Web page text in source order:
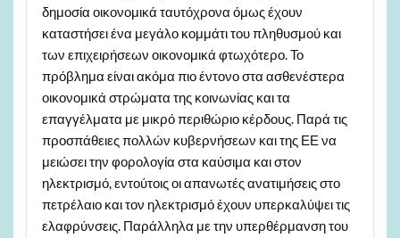
δημοσία οικονομικά ταυτόχρονα όμως έχουν
καταστήσει ένα μεγάλο κομμάτι του πληθυσμού και
των επιχειρήσεων οικονομικά φτωχότερο. Το
πρόβλημα είναι ακόμα πιο έντονο στα ασθενέστερα
οικονομικά στρώματα της κοινωνίας και τα
επαγγέλματα με μικρό περιθώριο κέρδους. Παρά τις
προσπάθειες πολλών κυβερνήσεων και της ΕΕ να
μειώσει την φορολογία στα καύσιμα και στον
ηλεκτρισμό, εντούτοις οι απανωτές ανατιμήσεις στο
πετρέλαιο και τον ηλεκτρισμό έχουν υπερκαλύψει τις
ελαφρύνσεις. Παράλληλα με την υπερθέρμανση του